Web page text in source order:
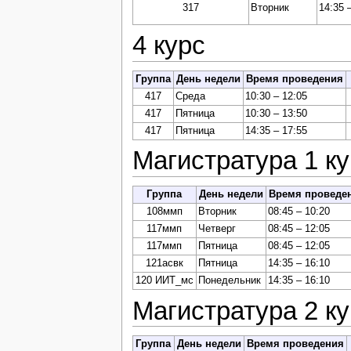
317 Вторник 14:35
4 курс
Группа День недели
Время проведения
417
Среда 10:30 – 12:05
417
Пятница 10:30 – 13:50
417
Пятница 14:35 – 17:55
Магистратура 1
Группа День недели
Время
108ммп
Вторник
08:45 – 10:20
117ммп
Четверг
08:45 – 12:05
117ммп
Пятница
08:45 – 12:05
121асвк
Пятница
14:35 – 16:10
120 ИИТ_мс
Понедельник 14:35 – 16:10
Магистратура 2
Группа День недели
Время проведения